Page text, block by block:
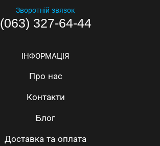
Зворотній звязок
(063) 327-64-44
ІНФОРМАЦІЯ
Про нас
Контакти
Блог
Доставка та оплата